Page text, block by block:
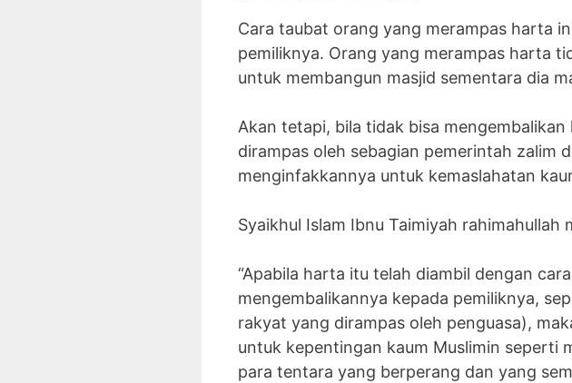
Cara taubat orang yang merampas harta
pemiliknya. Orang yang merampas harta
untuk membangun masjid sementara dia
Akan tetapi, bila tidak bisa
dirampas oleh sebagian pemerintah zalim
menginfakkannya untuk kemaslahatan
Syaikhul Islam Ibnu Taimiyah rahimahullah
“Apabila harta itu telah diambil dengan
mengembalikannya kepada pemiliknya,
rakyat yang dirampas oleh penguasa),
untuk kepentingan kaum Muslimin seperti
para tentara yang berperang dan yang